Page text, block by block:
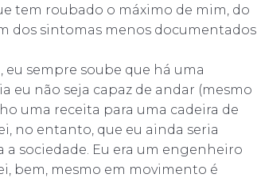
tem roubado o máximo de mim, do
dos sintomas menos documentados
sempre soube que há uma
eu não seja capaz de andar (mesmo
uma receita para uma cadeira de
no entanto, que eu ainda seria
sociedade. Eu era um engenheiro
bem, mesmo em movimento é